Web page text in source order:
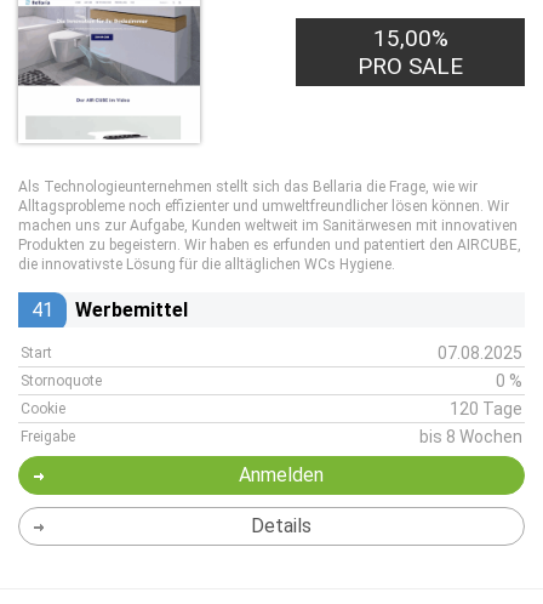
15,00%
PRO SALE
Als Technologieunternehmen stellt sich das Bellaria die Frage, wie wir
Alltagsprobleme noch effizienter und umweltfreundlicher lösen können. Wir
machen uns zur Aufgabe, Kunden weltweit im Sanitärwesen mit innovativen
Produkten zu begeistern. Wir haben es erfunden und patentiert den AIRCUBE,
die innovativste Lösung für die alltäglichen WCs Hygiene.
41 Werbemittel
Start 07.08.2025
Stornoquote 0 %
Cookie 120 Tage
Freigabe bis 8 Wochen
Anmelden
Details